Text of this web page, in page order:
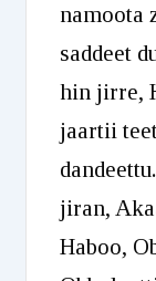
namoota
saddeet
hin jirre,
jaartii
jiran,
Haboo,